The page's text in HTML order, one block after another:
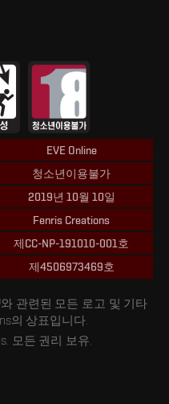
EVE Online
청소년이용불가
2019년 10월 10일
Fenris Creations
제CC-NP-191010-001호
제4506973469호
와 관련된 모든 로고 및 기타
의 상표입니다.
모든 권리 보유.